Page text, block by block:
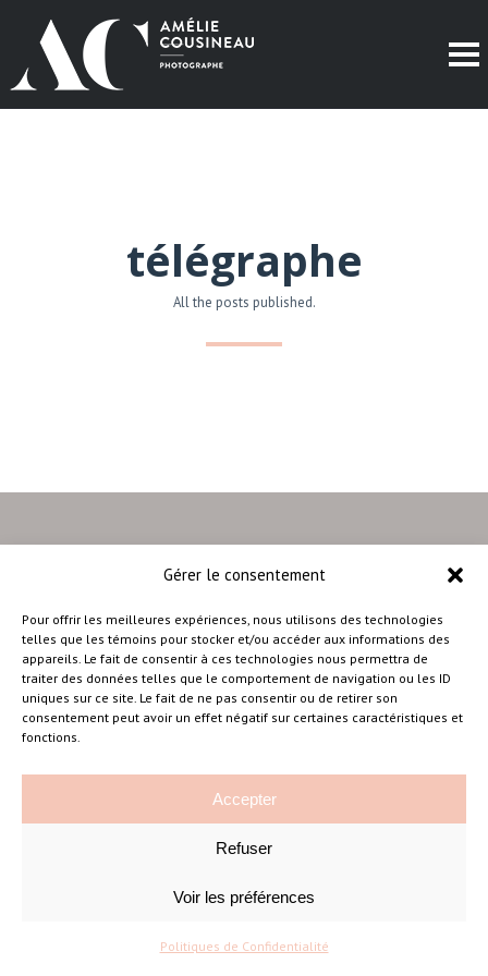
Gérer le consentement
Pour offrir les meilleures expériences, nous utilisons des technologies
telles que les témoins pour stocker et/ou accéder aux informations des
appareils. Le fait de consentir à ces technologies nous permettra de
traiter des données telles que le comportement de navigation ou les ID
uniques sur ce site. Le fait de ne pas consentir ou de retirer son
consentement peut avoir un effet négatif sur certaines caractéristiques et
fonctions.
Accepter
Refuser
Voir les préférences
Politiques de Confidentialité
télégraphe
All the posts published.
Amélie Cousineau Photographe
©Amelie Cousineau Photographe